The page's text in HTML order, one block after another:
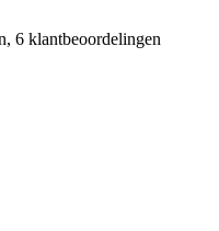
6 klantbeoordelingen